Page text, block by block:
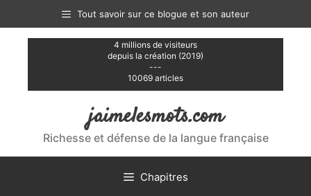
contenu
Tout savoir sur ce blogue et son auteur
4 millions de visiteurs
depuis la création (2019)
---
10069 articles
jaimelesmots.com
Richesse et défense de la langue française
Chapitres